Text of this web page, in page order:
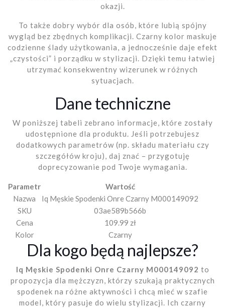
okazji.
To także dobry wybór dla osób, które lubią spójny
wygląd bez zbędnych komplikacji. Czarny kolor maskuje
codzienne ślady użytkowania, a jednocześnie daje efekt
„czystości” i porządku w stylizacji. Dzięki temu łatwiej
utrzymać konsekwentny wizerunek w różnych
sytuacjach.
Dane techniczne
W poniższej tabeli zebrano informacje, które zostały
udostępnione dla produktu. Jeśli potrzebujesz
dodatkowych parametrów (np. składu materiału czy
szczegółów kroju), daj znać – przygotuję
doprecyzowanie pod Twoje wymagania.
Parametr
Wartość
Nazwa
Iq Męskie Spodenki Onre Czarny M000149092
SKU
03ae589b566b
Cena
109.99 zł
Kolor
Czarny
Dla kogo będą najlepsze?
Iq Męskie Spodenki Onre Czarny M000149092 to
propozycja dla mężczyzn, którzy szukają praktycznych
spodenek na różne aktywności i chcą mieć w szafie
model, który pasuje do wielu stylizacji. Ich czarny